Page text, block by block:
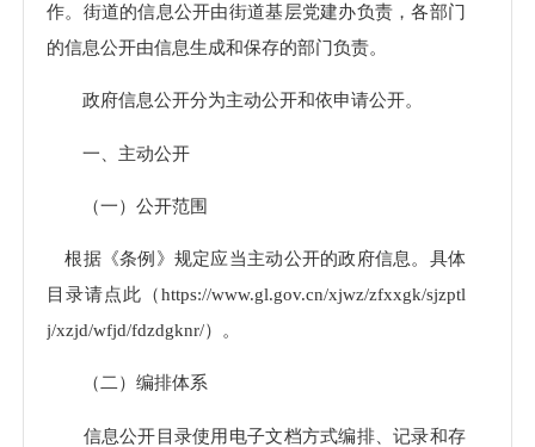
作。街道的信息公开由街道基层党建办负责，各部门
的信息公开由信息生成和保存的部门负责。
政府信息公开分为主动公开和依申请公开。
一、主动公开
（一）公开范围
根据《条例》规定应当主动公开的政府信息。具体
目录请点此（https://www.gl.gov.cn/xjwz/zfxxgk/sjzptl
j/xzjd/wfjd/fdzdgknr/）。
（二）编排体系
信息公开目录使用电子文档方式编排、记录和存